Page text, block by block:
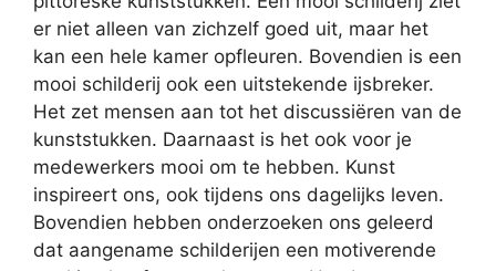
er niet alleen van zichzelf goed uit, maar het
kan een hele kamer opfleuren. Bovendien is een
mooi schilderij ook een uitstekende ijsbreker.
Het zet mensen aan tot het discussiëren van de
kunststukken. Daarnaast is het ook voor je
medewerkers mooi om te hebben. Kunst
inspireert ons, ook tijdens ons dagelijks leven.
Bovendien hebben onderzoeken ons geleerd
dat aangename schilderijen een motiverende